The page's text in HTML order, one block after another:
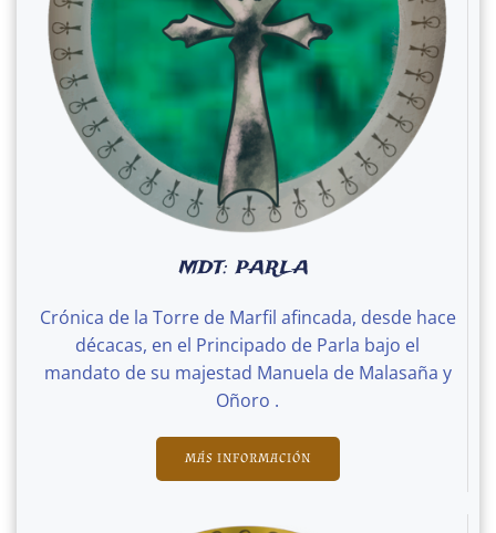
MDT: PARLA
Crónica de la Torre de Marfil afincada, desde hace
décacas, en el Principado de Parla bajo el
mandato de su majestad Manuela de Malasaña y
Oñoro .
MÁS INFORMACIÓN